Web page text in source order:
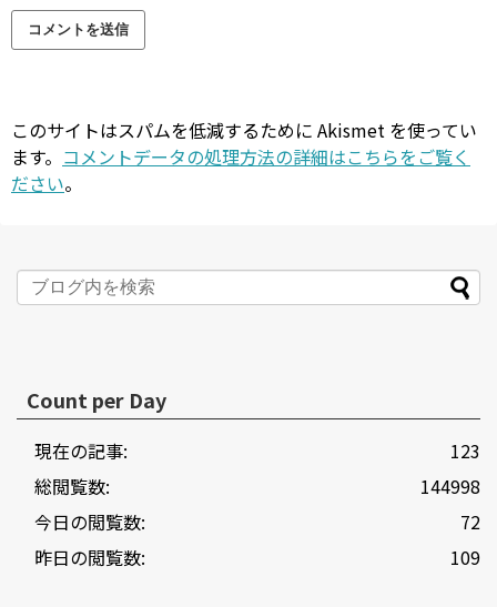
このサイトはスパムを低減するために Akismet を使ってい
ます。 コメントデータの処理方法の詳細はこちらをご覧く
ださい。
Count per Day
123
現在の記事:
144998
総閲覧数:
72
今日の閲覧数:
109
昨日の閲覧数: